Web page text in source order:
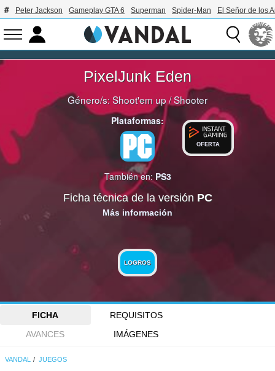
Peter Jackson Gameplay GTA 6 Superman Spider-Man El Señor de los
PixelJunk Eden
Género/s:Shoot'em up/Shooter
Plataformas:
OFERTA
También en:PS3
Ficha técnica de la versión PC
Más información
LOGROS
FICHA
REQUISITOS
AVANCES
IMÁGENES
VANDAL JUEGOS